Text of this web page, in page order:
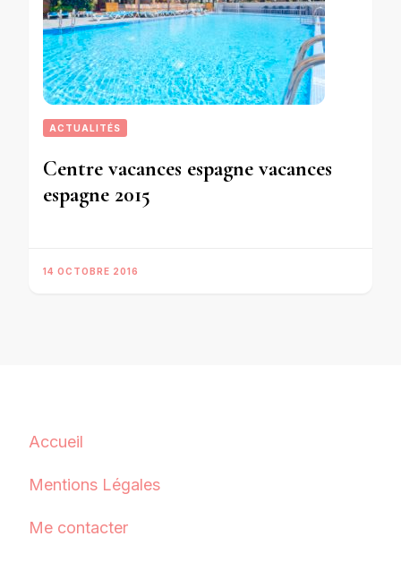
ACTUALITÉS
Centre vacances espagne vacances
espagne 2015
14 OCTOBRE 2016
Accueil
Mentions Légales
Me contacter